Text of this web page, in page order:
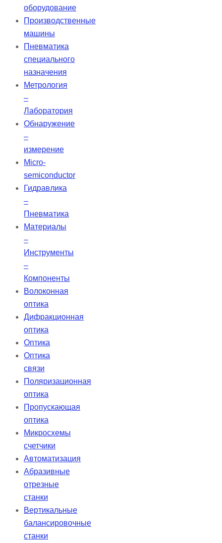
оборудование
Производственные
машины
Пневматика
специального
назначения
Метрология
–
Лаборатория
Обнаружение
–
измерение
Micro-
semiconductor
Гидравлика
–
Пневматика
Материалы
–
Инструменты
–
Компоненты
Волоконная
оптика
Дифракционная
оптика
Оптика
Оптика
связи
Поляризационная
оптика
Пропускающая
оптика
Микросхемы
счетчики
Автоматизация
Абразивные
отрезные
станки
Вертикальные
балансировочные
станки